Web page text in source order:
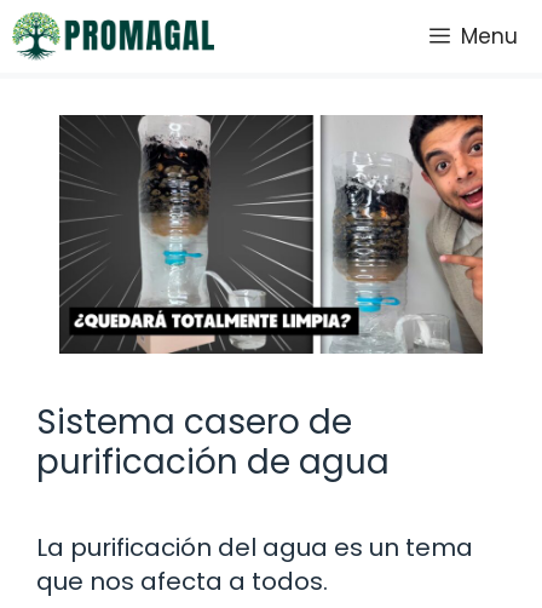
Saltar
al
Menu
Sistema casero de
purificación de agua
La purificación del agua es un tema
que nos afecta a todos.